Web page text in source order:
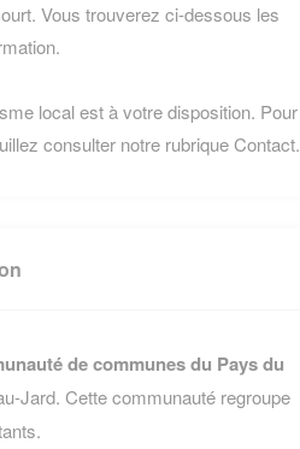
Vous trouverez ci-dessous les
local est à votre disposition. Pour
consulter notre rubrique Contact.
de communes du Pays du
Jard. Cette communauté regroupe